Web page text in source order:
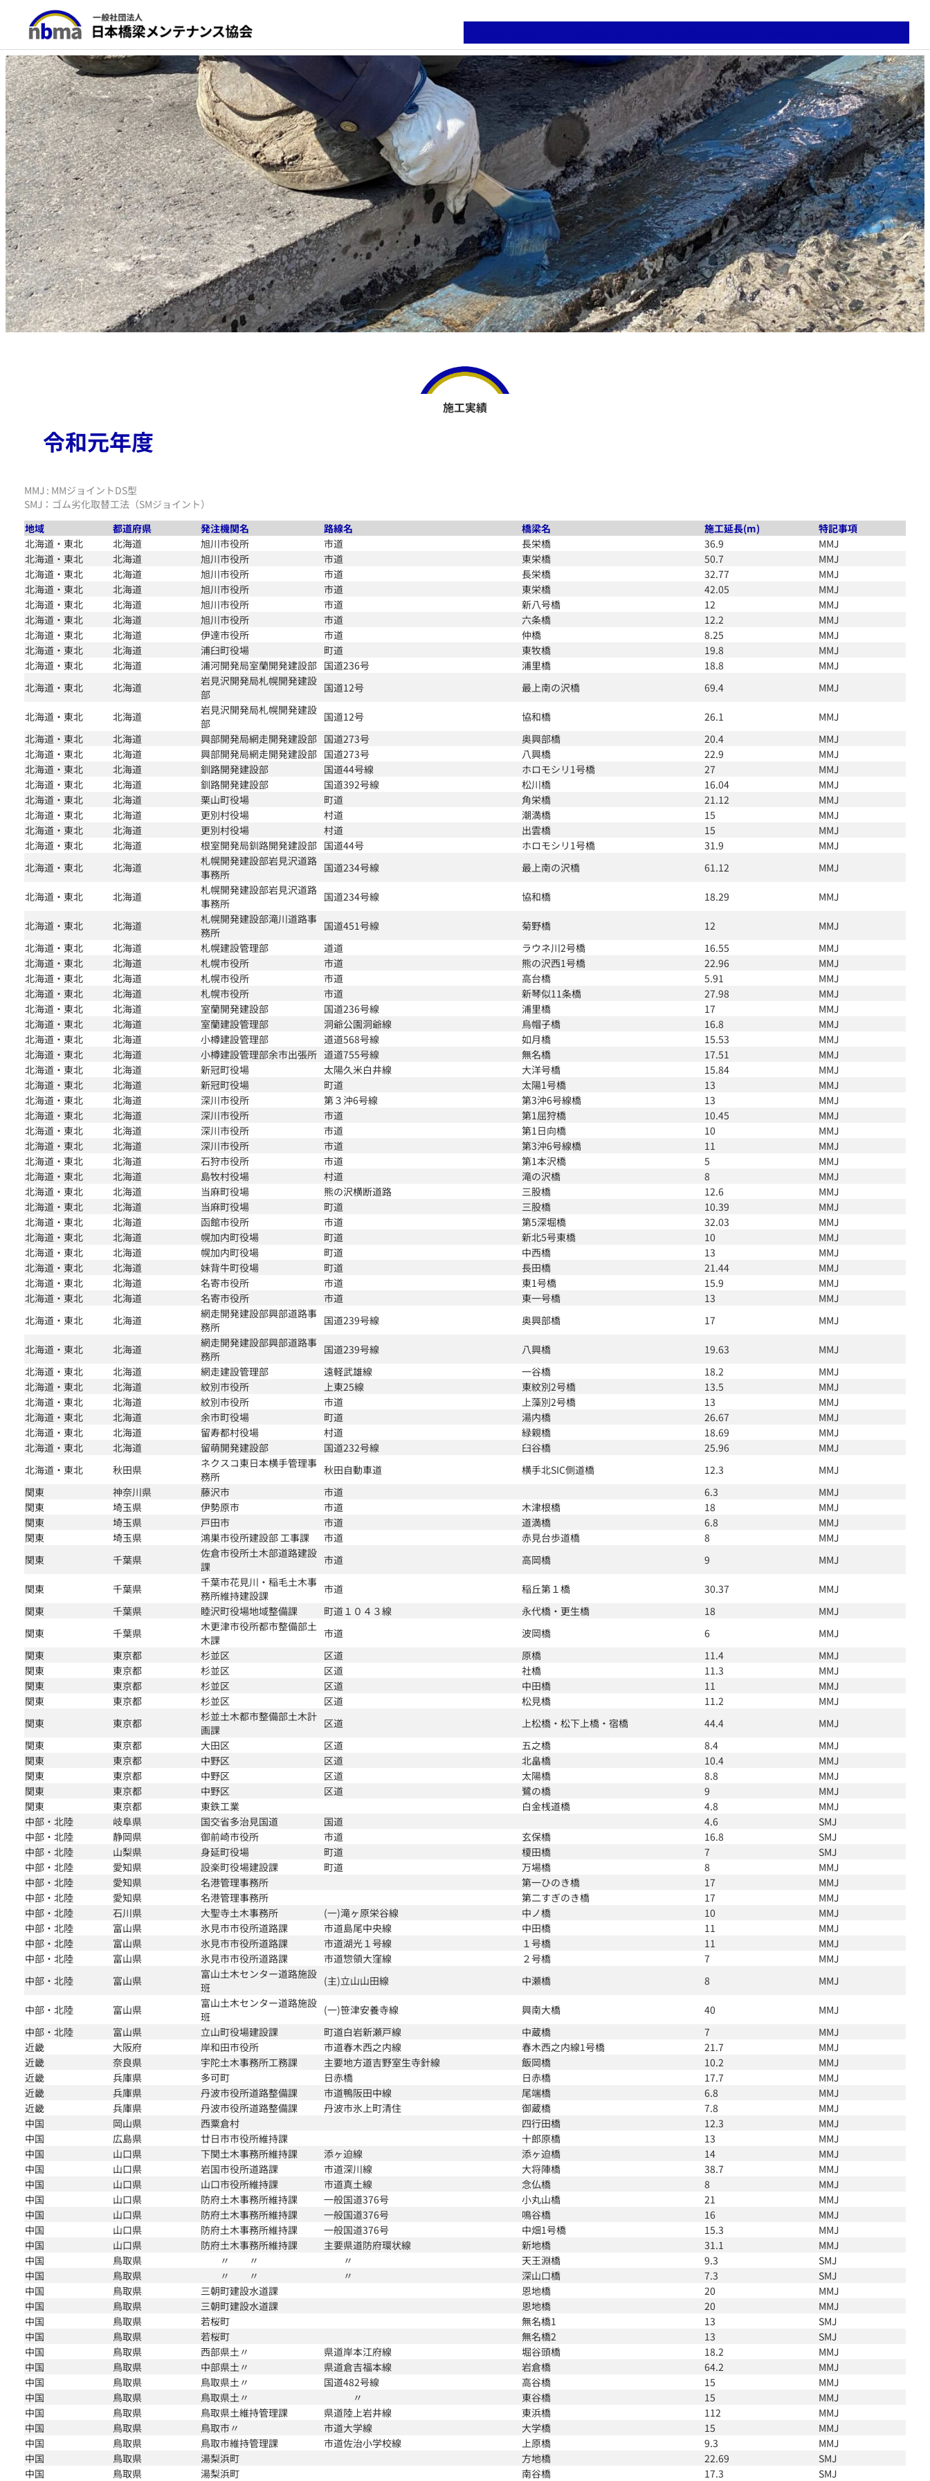
施工実績
令和元年度
MMJ : MMジョイントDS型
SMJ：ゴム劣化取替工法（SMジョイント）
地域
都道府県 発注機関名 路線名 橋梁名 施工延長(m)
特記事項
北海道・東北
北海道 旭川市役所 市道 長栄橋 36.9
MMJ
北海道・東北
北海道 旭川市役所 市道 東栄橋 50.7
MMJ
北海道・東北
北海道 旭川市役所 市道 長栄橋 32.77
MMJ
北海道・東北
北海道 旭川市役所 市道 東栄橋 42.05
MMJ
北海道・東北
北海道 旭川市役所 市道 新八号橋 12
MMJ
北海道・東北
北海道 旭川市役所 市道 六条橋 12.2
MMJ
北海道・東北
北海道 伊達市役所 市道 仲橋 8.25
MMJ
北海道・東北
北海道 浦臼町役場 町道 東牧橋 19.8
MMJ
北海道・東北
北海道 浦河開発局室蘭開発建設部 国道236号 浦里橋 18.8
MMJ
北海道・東北
北海道
岩見沢開発局札幌開発建設
部
国道12号 最上南の沢橋 69.4 MMJ
北海道・東北 北海道
岩見沢開発局札幌開発建設
部
国道12号 協和橋 26.1
MMJ
北海道・東北
北海道 興部開発局網走開発建設部 国道273号 奥興部橋 20.4
MMJ
北海道・東北
北海道 興部開発局網走開発建設部 国道273号 八興橋 22.9
MMJ
北海道・東北
北海道 釧路開発建設部 国道44号線 ホロモシリ1号橋 27
MMJ
北海道・東北
北海道 釧路開発建設部 国道392号線 松川橋 16.04
MMJ
北海道・東北
北海道 栗山町役場 町道 角栄橋 21.12
MMJ
北海道・東北
北海道 更別村役場 村道 潮満橋 15
MMJ
北海道・東北
北海道 更別村役場 村道 出雲橋 15
MMJ
北海道・東北
北海道 根室開発局釧路開発建設部 国道44号 ホロモシリ1号橋 31.9
MMJ
北海道・東北
北海道
札幌開発建設部岩見沢道路
事務所
国道234号線 最上南の沢橋 61.12 MMJ
北海道・東北 北海道
札幌開発建設部岩見沢道路
事務所
国道234号線 協和橋 18.29 MMJ
北海道・東北 北海道
札幌開発建設部滝川道路事
務所
国道451号線 菊野橋 12
MMJ
北海道・東北
北海道 札幌建設管理部 道道 ラウネ川2号橋 16.55
MMJ
北海道・東北
北海道 札幌市役所 市道 熊の沢西1号橋 22.96
MMJ
北海道・東北
北海道 札幌市役所 市道 高台橋 5.91
MMJ
北海道・東北
北海道 札幌市役所 市道 新琴似11条橋 27.98
MMJ
北海道・東北
北海道 室蘭開発建設部 国道236号線 浦里橋 17
MMJ
北海道・東北
北海道 室蘭建設管理部 洞爺公園洞爺線 烏帽子橋 16.8
MMJ
北海道・東北
北海道 小樽建設管理部 道道568号線 如月橋 15.53
MMJ
北海道・東北
北海道 小樽建設管理部余市出張所 道道755号線 無名橋 17.51
MMJ
北海道・東北
北海道 新冠町役場 太陽久米白井線 大洋号橋 15.84
MMJ
北海道・東北
北海道 新冠町役場 町道 太陽1号橋 13
MMJ
北海道・東北
北海道 深川市役所 第３沖6号線 第3沖6号線橋 13
MMJ
北海道・東北
北海道 深川市役所 市道 第1屈狩橋 10.45
MMJ
北海道・東北
北海道 深川市役所 市道 第1日向橋 10
MMJ
北海道・東北
北海道 深川市役所 市道 第3沖6号線橋 11
MMJ
北海道・東北
北海道 石狩市役所 市道 第1本沢橋 5
MMJ
北海道・東北
北海道 島牧村役場 村道 滝の沢橋 8
MMJ
北海道・東北
北海道 当麻町役場 熊の沢横断道路 三股橋 12.6
MMJ
北海道・東北
北海道 当麻町役場 町道 三股橋 10.39
MMJ
北海道・東北
北海道 函館市役所 市道 第5深堀橋 32.03
MMJ
北海道・東北
北海道 幌加内町役場 町道 新北5号東橋 10
MMJ
北海道・東北
北海道 幌加内町役場 町道 中西橋 13
MMJ
北海道・東北
北海道 妹背牛町役場 町道 長田橋 21.44
MMJ
北海道・東北
北海道 名寄市役所 市道 東1号橋 15.9
MMJ
北海道・東北
北海道 名寄市役所 市道 東一号橋 13
MMJ
北海道・東北
北海道
網走開発建設部興部道路事
務所
国道239号線 奥興部橋 17 MMJ
北海道・東北 北海道
網走開発建設部興部道路事
務所
国道239号線 八興橋 19.63
MMJ
北海道・東北
北海道 網走建設管理部 遠軽武雄線 一谷橋 18.2
MMJ
北海道・東北
北海道 紋別市役所 上東25線 東紋別2号橋 13.5
MMJ
北海道・東北
北海道 紋別市役所 市道 上藻別2号橋 13
MMJ
北海道・東北
北海道 余市町役場 町道 湯内橋 26.67
MMJ
北海道・東北
北海道 留寿都村役場 村道 緑親橋 18.69
MMJ
北海道・東北
北海道 留萌開発建設部 国道232号線 臼谷橋 25.96
MMJ
北海道・東北
秋田県
ネクスコ東日本横手管理事
務所
秋田自動車道 横手北SIC側道橋 12.3
MMJ
関東
神奈川県 藤沢市 市道 6.3
MMJ
関東
埼玉県 伊勢原市 市道 木津根橋 18
MMJ
関東
埼玉県 戸田市 市道 道満橋 6.8
MMJ
関東
埼玉県 鴻巣市役所建設部 工事課 市道 赤見台歩道橋 8
MMJ
関東
千葉県
佐倉市役所土木部道路建設
課
市道 高岡橋 9 MMJ
関東 千葉県
千葉市花見川・稲毛土木事
務所維持建設課
市道 稲丘第１橋 30.37
MMJ
関東
千葉県 睦沢町役場地域整備課 町道１０４３線 永代橋・更生橋 18
MMJ
関東
千葉県
木更津市役所都市整備部土
木課
市道 波岡橋 6
MMJ
関東
東京都 杉並区 区道 原橋 11.4
MMJ
関東
東京都 杉並区 区道 社橋 11.3
MMJ
関東
東京都 杉並区 区道 中田橋 11
MMJ
関東
東京都 杉並区 区道 松見橋 11.2
MMJ
関東
東京都
杉並土木都市整備部土木計
画課
区道 上松橋・松下上橋・宿橋 44.4
MMJ
関東
東京都 大田区 区道 五之橋 8.4
MMJ
関東
東京都 中野区 区道 北畠橋 10.4
MMJ
関東
東京都 中野区 区道 太陽橋 8.8
MMJ
関東
東京都 中野区 区道 鷺の橋 9
MMJ
関東
東京都 東鉄工業 白金桟道橋 4.8
MMJ
中部・北陸
岐阜県 国交省多治見国道 国道 4.6
SMJ
中部・北陸
静岡県 御前崎市役所 市道 玄保橋 16.8
SMJ
中部・北陸
山梨県 身延町役場 町道 榎田橋 7
SMJ
中部・北陸
愛知県 設楽町役場建設課 町道 万場橋 8
MMJ
中部・北陸
愛知県 名港管理事務所 第一ひのき橋 17
MMJ
中部・北陸
愛知県 名港管理事務所 第二すぎのき橋 17
MMJ
中部・北陸
石川県 大聖寺土木事務所 (一)滝ヶ原栄谷線 中ノ橋 10
MMJ
中部・北陸
富山県 氷見市市役所道路課 市道島尾中央線 中田橋 11
MMJ
中部・北陸
富山県 氷見市市役所道路課 市道湖光１号線 １号橋 11
MMJ
中部・北陸
富山県 氷見市市役所道路課 市道惣領大窪線 ２号橋 7
MMJ
中部・北陸
富山県
富山土木センター道路施設
班
(主)立山山田線 中瀬橋 8 MMJ
中部・北陸 富山県
富山土木センター道路施設
班
(一)笹津安養寺線 興南大橋 40
MMJ
中部・北陸
富山県 立山町役場建設課 町道白岩新瀬戸線 中蔵橋 7
MMJ
近畿
大阪府 岸和田市役所 市道春木西之内線 春木西之内線1号橋 21.7
MMJ
近畿
奈良県 宇陀土木事務所工務課 主要地方道吉野室生寺針線 飯岡橋 10.2
MMJ
近畿
兵庫県 多可町 日赤橋 日赤橋 17.7
MMJ
近畿
兵庫県 丹波市役所道路整備課 市道鴨阪田中線 尾端橋 6.8
MMJ
近畿
兵庫県 丹波市役所道路整備課 丹波市氷上町清住 御蔵橋 7.8
MMJ
中国
岡山県 西粟倉村 四行田橋 12.3
MMJ
中国
広島県 廿日市市役所維持課 十郎原橋 13
MMJ
中国
山口県 下関土木事務所維持課 添ヶ迫線 添ヶ迫橋 14
MMJ
中国
山口県 岩国市役所道路課 市道深川線 大将陣橋 38.7
MMJ
中国
山口県 山口市役所維持課 市道真土線 念仏橋 8
MMJ
中国
山口県 防府土木事務所維持課 一般国道376号 小丸山橋 21
MMJ
中国
山口県 防府土木事務所維持課 一般国道376号 鳴谷橋 16
MMJ
中国
山口県 防府土木事務所維持課 一般国道376号 中畑1号橋 15.3
MMJ
中国
山口県 防府土木事務所維持課 主要県道防府環状線 新地橋 31.1
MMJ
中国
鳥取県 〃 〃 〃 天王淵橋 9.3
SMJ
中国
鳥取県 〃 〃 〃 深山口橋 7.3
SMJ
中国
鳥取県 三朝町建設水道課 恩地橋 20
MMJ
中国
鳥取県 三朝町建設水道課 恩地橋 20
MMJ
中国
鳥取県 若桜町 無名橋1 13
SMJ
中国
鳥取県 若桜町 無名橋2 13
SMJ
中国
鳥取県 西部県土〃 県道岸本江府線 堀谷頭橋 18.2
MMJ
中国
鳥取県 中部県土〃 県道倉吉福本線 岩倉橋 64.2
MMJ
中国
鳥取県 鳥取県土〃 国道482号線 高谷橋 15
MMJ
中国
鳥取県 鳥取県土〃 〃 東谷橋 15
MMJ
中国
鳥取県 鳥取県土維持管理課 県道陸上岩井線 東浜橋 112
MMJ
中国
鳥取県 鳥取市〃 市道大学線 大学橋 15
MMJ
中国
鳥取県 鳥取市維持管理課 市道佐治小学校線 上原橋 9.3
MMJ
中国
鳥取県 湯梨浜町 方地橋 22.69
SMJ
中国
鳥取県 湯梨浜町 南谷橋 17.3 SMJ